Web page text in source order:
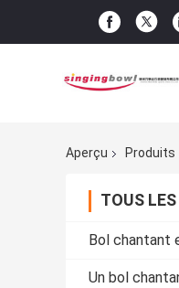
Aperçu Produits
TOUS
Bol chantant
Un bol